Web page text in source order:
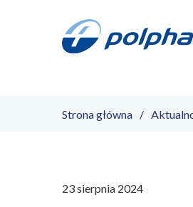
Strona główna
23 sierpnia 2024